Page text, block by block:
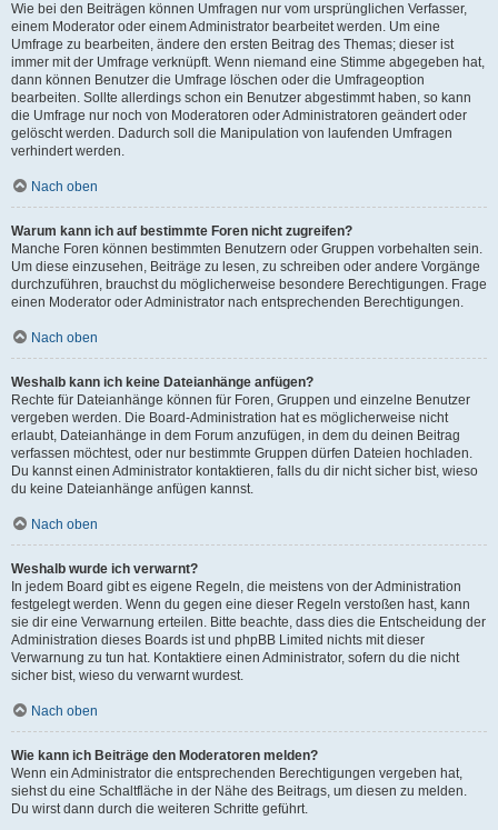
Wie bei den Beiträgen können Umfragen nur vom ursprünglichen Verfasser,
einem Moderator oder einem Administrator bearbeitet werden. Um eine
Umfrage zu bearbeiten, ändere den ersten Beitrag des Themas; dieser ist
immer mit der Umfrage verknüpft. Wenn niemand eine Stimme abgegeben hat,
dann können Benutzer die Umfrage löschen oder die Umfrageoption
bearbeiten. Sollte allerdings schon ein Benutzer abgestimmt haben, so kann
die Umfrage nur noch von Moderatoren oder Administratoren geändert oder
gelöscht werden. Dadurch soll die Manipulation von laufenden Umfragen
verhindert werden.
Nach oben
Warum kann ich auf bestimmte Foren nicht zugreifen?
Manche Foren können bestimmten Benutzern oder Gruppen vorbehalten sein.
Um diese einzusehen, Beiträge zu lesen, zu schreiben oder andere Vorgänge
durchzuführen, brauchst du möglicherweise besondere Berechtigungen. Frage
einen Moderator oder Administrator nach entsprechenden Berechtigungen.
Nach oben
Weshalb kann ich keine Dateianhänge anfügen?
Rechte für Dateianhänge können für Foren, Gruppen und einzelne Benutzer
vergeben werden. Die Board-Administration hat es möglicherweise nicht
erlaubt, Dateianhänge in dem Forum anzufügen, in dem du deinen Beitrag
verfassen möchtest, oder nur bestimmte Gruppen dürfen Dateien hochladen.
Du kannst einen Administrator kontaktieren, falls du dir nicht sicher bist, wieso
du keine Dateianhänge anfügen kannst.
Nach oben
Weshalb wurde ich verwarnt?
In jedem Board gibt es eigene Regeln, die meistens von der Administration
festgelegt werden. Wenn du gegen eine dieser Regeln verstoßen hast, kann
sie dir eine Verwarnung erteilen. Bitte beachte, dass dies die Entscheidung der
Administration dieses Boards ist und phpBB Limited nichts mit dieser
Verwarnung zu tun hat. Kontaktiere einen Administrator, sofern du die nicht
sicher bist, wieso du verwarnt wurdest.
Nach oben
Wie kann ich Beiträge den Moderatoren melden?
Wenn ein Administrator die entsprechenden Berechtigungen vergeben hat,
siehst du eine Schaltfläche in der Nähe des Beitrags, um diesen zu melden.
Du wirst dann durch die weiteren Schritte geführt.